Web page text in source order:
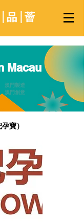
Macau
澳門製造
澳門創意
寶）